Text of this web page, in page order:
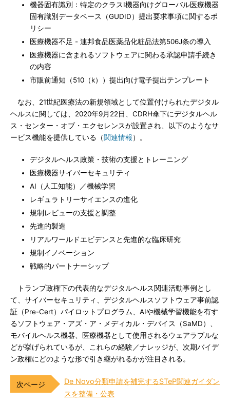
機器固有識別：特定のクラスI機器向けグローバル医療機器
固有識別データベース（GUDID）提出要求事項に関するポ
リシー
医療機器不足 - 連邦食品医薬品化粧品法第506J条の導入
医療機器に含まれるソフトウェアに関わる承認申請手続き
の内容
市販前通知（510（k））提出向け電子提出テンプレート
なお、21世紀医療法の新規領域として位置付けられたデジタル
ヘルスに関しては、2020年9月22日、CDRH傘下にデジタルヘル
ス・センター・オブ・エクセレンスが設置され、以下のようなサ
ービス機能を提供している（関連情報）。
デジタルヘルス政策・技術の支援とトレーニング
医療機器サイバーセキュリティ
AI（人工知能）／機械学習
レギュラトリーサイエンスの進化
規制レビューの支援と調整
先進的製造
リアルワールドエビデンスと先進的な臨床研究
規制イノベーション
戦略的パートナーシップ
トランプ政権下の代表的なデジタルヘルス関連活動事例とし
て、サイバーセキュリティ、デジタルヘルスソフトウェア事前認
証（Pre-Cert）パイロットプログラム、AIや機械学習機能を有す
るソフトウェア・アズ・ア・メディカル・デバイス（SaMD）、
モバイルヘルス機器、医療機器として使用されるウェアラブルな
どが挙げられているが、これらの経験／ナレッジが、次期バイデ
ン政権にどのような形で引き継がれるかが注目される。
De Novo分類申請を補完するSTeP関連ガイダン
スを整備・公表